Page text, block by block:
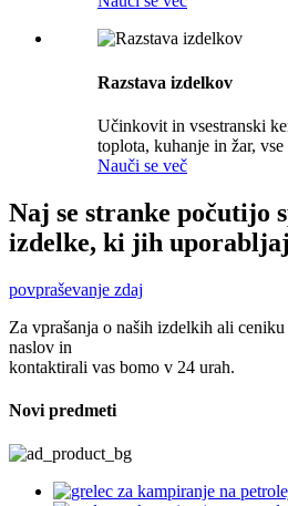
Razstava izdelkov
Učinkovit in vsestranski
toplota, kuhanje in žar, vse
Nauči se več
Naj se stranke počutijo
izdelke, ki jih
povpraševanje zdaj
Za vprašanja o naših izdelkih ali
naslov in
kontaktirali vas bomo v 24 urah.
Novi predmeti